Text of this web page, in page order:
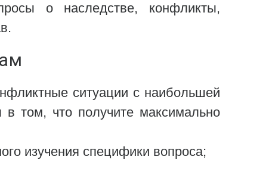
о наследстве, конфликты,
ситуации с наибольшей
том, что получите максимально
изучения специфики вопроса;